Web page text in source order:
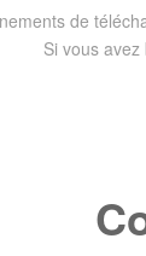
de
Si vous